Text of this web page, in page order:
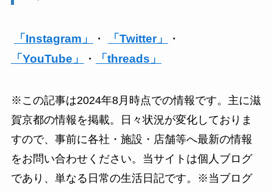
「Instagram」 ・ 「Twitter」
・
「YouTube」
・ 「threads」
※この記事は2024年8月時点での情報です。主に滋
賀京都の情報を掲載。日々状況が変化しておりま
すので、事前に各社・施設・店舗等へ最新の情報
をお問い合わせください。当サイトは個人ブログ
であり、単なる日常の生活日記です。※当ブログ